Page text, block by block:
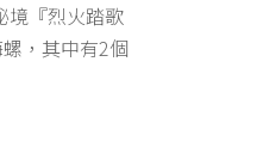
境『烈火踏歌
，其中有2個